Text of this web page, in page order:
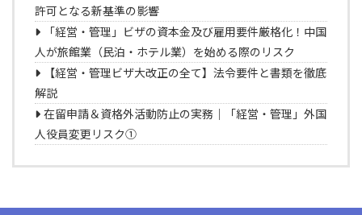
許可となる新基準の影響
「経営・管理」ビザの資本金及び雇用要件厳格化！中国
人が旅館業（民泊・ホテル業）を始める際のリスク
【経営・管理ビザ大改正の全て】法令要件と書類を徹底
解説
在留申請＆資格外活動防止の実務｜「経営・管理」外国
人役員変更リスク①